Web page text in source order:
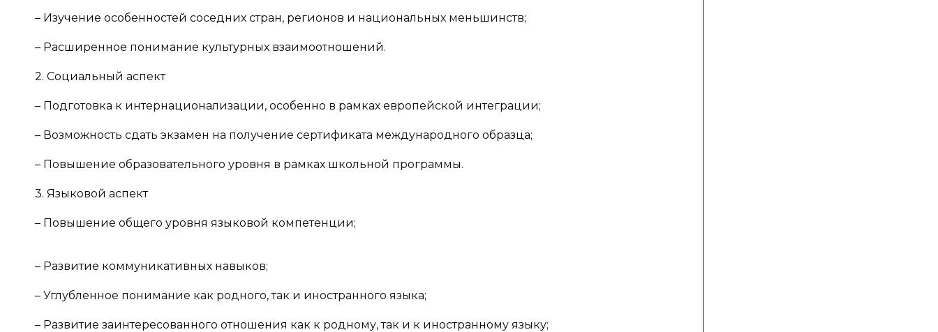
– Изучение особенностей соседних стран, регионов и национальных меньшинств;
– Расширенное понимание культурных взаимоотношений.
2. Социальный аспект
– Подготовка к интернационализации, особенно в рамках европейской интеграции;
– Возможность сдать экзамен на получение сертификата международного образца;
– Повышение образовательного уровня в рамках школьной программы.
3. Языковой аспект
– Повышение общего уровня языковой компетенции;
– Развитие коммуникативных навыков;
– Углубленное понимание как родного, так и иностранного языка;
– Развитие заинтересованного отношения как к родному, так и к иностранному языку;